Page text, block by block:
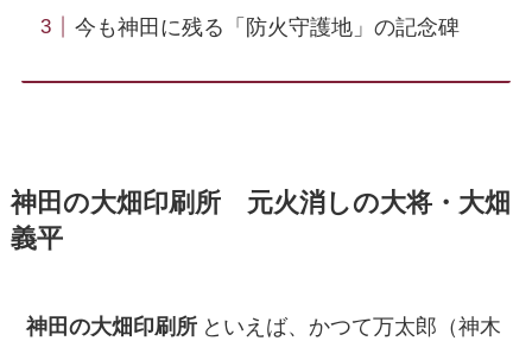
今も神田に残る「防火守護地」の記念碑
神田の大畑印刷所 元火消しの大将・大畑
義平
神田の大畑印刷所 といえば、かつて万太郎（神木